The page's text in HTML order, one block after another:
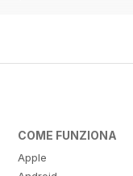
COME FUNZIONA
Apple